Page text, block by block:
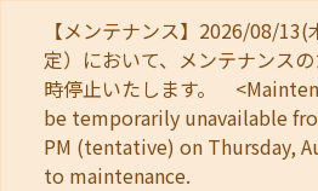
【メンテナンス】2026/08/
定）において、メンテナンス
時停止いたします。
be temporarily unavailable
PM (tentative) on Thursday,
to maintenance.